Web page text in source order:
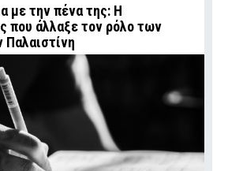
με την πένα της: Η
που άλλαξε τον ρόλο των
Παλαιστίνη